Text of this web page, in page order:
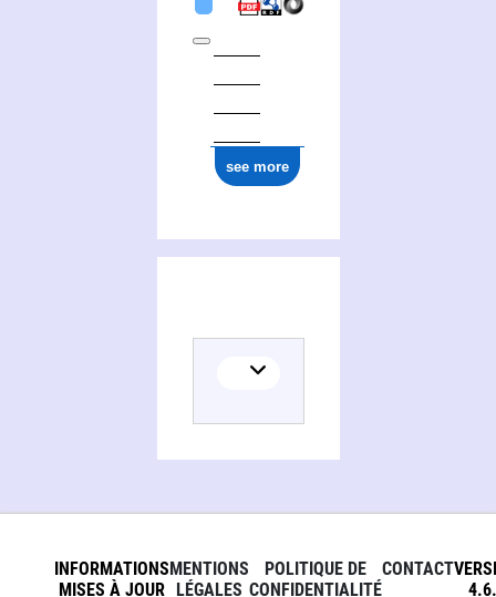
see more
INFORMATIONS
MISES À JOUR
MENTIONS
LÉGALES
POLITIQUE DE
CONFIDENTIALITÉ
CONTACT